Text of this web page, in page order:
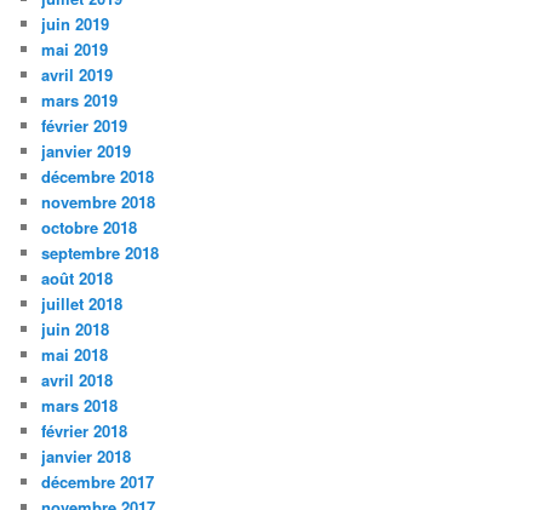
juin 2019
mai 2019
avril 2019
mars 2019
février 2019
janvier 2019
décembre 2018
novembre 2018
octobre 2018
septembre 2018
août 2018
juillet 2018
juin 2018
mai 2018
avril 2018
mars 2018
février 2018
janvier 2018
décembre 2017